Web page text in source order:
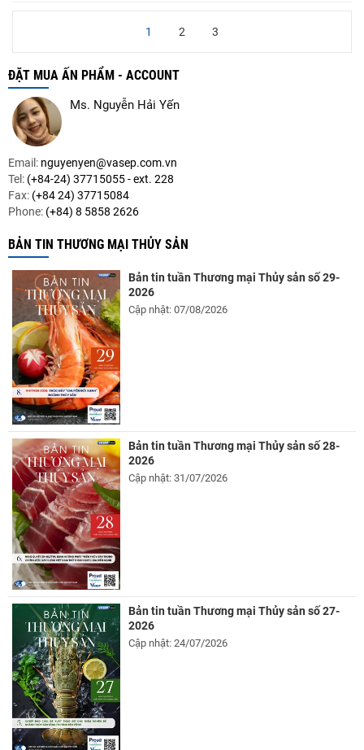
1 2 3
ĐẶT MUA ẤN PHẨM - ACCOUNT
Ms. Nguyễn Hải Yến
Email: nguyenyen@vasep.com.vn
Tel: (+84-24) 37715055 - ext. 228
Fax: (+84 24) 37715084
Phone: (+84) 8 5858 2626
BẢN TIN THƯƠNG MẠI THỦY SẢN
Bản tin tuần Thương mại Thủy sản số 29-
2026
Cập nhật: 07/08/2026
Bản tin tuần Thương mại Thủy sản số 28-
2026
Cập nhật: 31/07/2026
Bản tin tuần Thương mại Thủy sản số 27-
2026
Cập nhật: 24/07/2026